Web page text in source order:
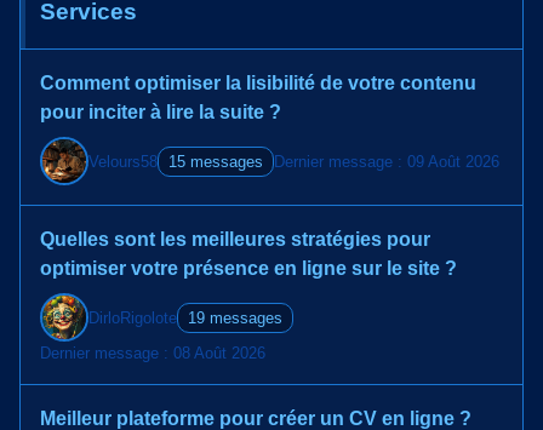
Services
Comment optimiser la lisibilité de votre contenu
pour inciter à lire la suite ?
Velours58 15 messages Dernier message : 09 Août 2026
Quelles sont les meilleures stratégies pour
optimiser votre présence en ligne sur le site ?
DirloRigolote
19 messages
Dernier message : 08 Août 2026
Meilleur plateforme pour créer un CV en ligne ?